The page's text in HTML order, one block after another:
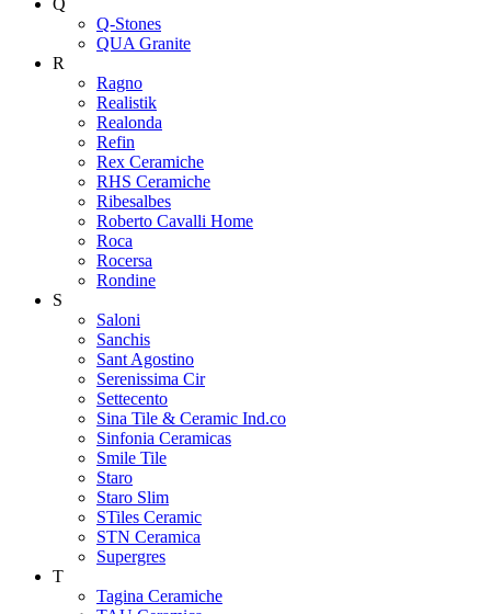
Q-Stones
QUA Granite
R
Ragno
Realistik
Realonda
Refin
Rex Ceramiche
RHS Ceramiche
Ribesalbes
Roberto Cavalli Home
Roca
Rocersa
Rondine
S
Saloni
Sanchis
Sant Agostino
Serenissima Cir
Settecento
Sina Tile & Ceramic Ind.co
Sinfonia Ceramicas
Smile Tile
Staro
Staro Slim
STiles Ceramic
STN Ceramica
Supergres
T
Tagina Ceramiche